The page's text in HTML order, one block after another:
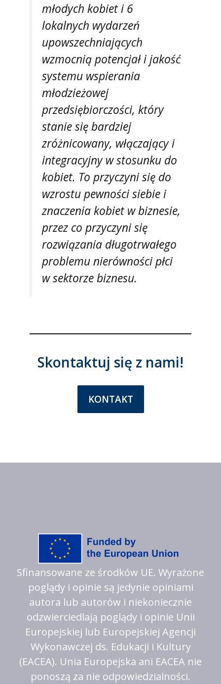
młodych kobiet i 6
lokalnych wydarzeń
upowszechniających
wzmocnią potencjał i jakość
systemu wspierania
młodzieżowej
przedsiębiorczości, który
stanie się bardziej
zróżnicowany, włączający i
integracyjny w stosunku do
kobiet. To przyczyni się do
wzrostu pewności siebie i
znaczenia kobiet w biznesie,
przez co przyczyni się
rozwiązania długotrwałego
problemu nierówności płci
w sektorze biznesu.
Skontaktuj się z nami!
KONTAKT
Sfinansowane ze środków UE. Wyrażone
poglądy i opinie są jedynie opiniami
autora lub autorów i niekoniecznie
odzwierciedlają poglądy i opinie Unii
Europejskiej lub Europejskiej Agencji
Wykonawczej ds. Edukacji i Kultury
(EACEA). Unia Europejska ani EACEA nie
ponoszą za nie odpowiedzialności.